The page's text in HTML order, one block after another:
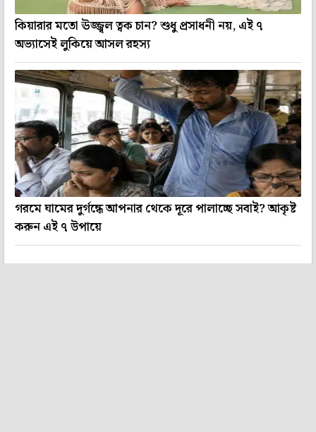
কিয়ারার মতো ঊজ্জ্বল ত্বক চান? শুধু প্রসাধনী নয়, এই ৭
অভ্যাসেই লুকিয়ে আসল রহস্য
গরমে ঘামের দুর্গন্ধে আপনার থেকে দূরে পালাচ্ছে সবাই? আকৃষ্ট
করুন এই ৭ উপায়ে